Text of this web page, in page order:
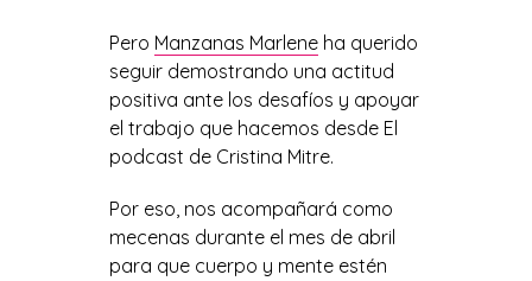
Pero Manzanas Marleneha querido
seguir demostrando una actitud
positiva ante los desafíos y apoyar
el trabajo que hacemos desde El
podcast de Cristina Mitre.
Por eso, nos acompañará como
mecenas durante el mes de abril
para que cuerpo y mente estén